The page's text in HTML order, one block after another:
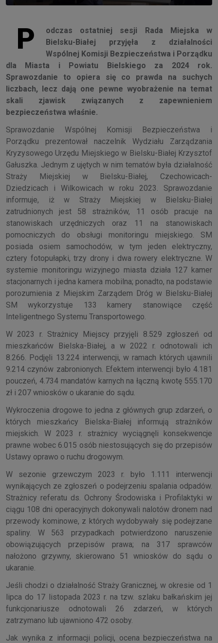
P
odczas ostatniej sesji Rada Miejska w
Bielsku-Białej przyjęła z działalności
Wspólnej Komisji Bezpieczeństwa i Porządku
dla Miasta i Powiatu Bielskiego za 2024 rok.
Sprawozdanie to opiera się co prawda na suchych
liczbach, lecz dają one pewne wyobrażenie na temat
skali zjawisk związanych z zapewnieniem
bezpieczeństwa właśnie.
Sprawozdanie Wspólnej Komisji Bezpieczeństwa i
Porządku prezentował naczelnik Wydziału Zarządzania
Kryzysowego Urzędu Miejskiego w Bielsku-Białej Krzysztof
Gałuszka. Jednym z ujętych w nim tematów była działalność
Straży Miejskiej w Bielsku-Białej, Czechowicach-
Dziedzicach i Wilkowicach w roku 2023. Sprawozdanie
informuje, iż w Straży Miejskiej w Bielsku-Białej
zatrudnionych jest 58 strażników, 11 osób pracuje na
stanowiskach urzędniczych oraz 11 na stanowiskach
pomocniczych do obsługi monitoringu miejskiego. SM
posiada osiem samochodów, w tym jeden elektryczny,
cztery fotopułapki, trzy drony i dwa rowery elektryczne. W
systemie monitoringu wizyjnego miasta działa 127 kamer
stacjonarnych i jedna kamera mobilna; ponadto, na podstawie
porozumienia z Miejskim Zarządem Dróg w Bielsku-Białej
SM wykorzystuje 133 kamery stanowiące część
Inteligentnego Systemu Transportowego.
W 2023 r. Strażnicy Miejscy przyjęli 8.529 zgłoszeń od
mieszkańców Bielska-Białej, a w 2022 r. odnotowali ich
8.266. Podjęli 13.224 interwencji, w ramach których ujawnili
9.214 czynów zabronionych. Efektem interwencji było 4.181
pouczeń, 4.734 mandatów karnych na łączną kwotę 555.170
zł i 207 wniosków o ukaranie do sądu.
Wykroczenia drogowe to jedna z głównych grup zdarzeń, o
których mieszkańcy Bielska-Białej informują strażników
miejskich. W 2023 r. strażnicy wyciągnęli konsekwencje
prawne wobec 6.015 osób niestosujących się do przepisów
Ustawy oprawo o ruchu drogowym.
W sezonie grzewczym 2023 r. było 1.111 interwencji
wynikających ze zgłoszeń o podejrzeniu spalania odpadów.
Strażnicy referatu ds. Ochrony Środowiska i Profilaktyki w
ciągu 108 dni operacyjnych dokonywali nalotów dronem nad
przewody kominowe, z których wydobywały się podejrzane
spaliny. W 563 przypadkach potwierdzono naruszenie
obowiązujących przepisów prawa; na 317 sprawców
nałożono grzywny, skierowano 51 wniosków do sądu o
ukaranie.
Jeśli chodzi o działalność Straży Granicznej, w okresie od 1
lipca do 17 listopada 2023 r. na tzw. szlaku bałkańskim jej
funkcjonariusze odnotowali 26 zdarzeń, w których
zatrzymano lub ujawniono 472 osoby.
Jak wynika z informacji policji, ocena bezpieczeństwa na